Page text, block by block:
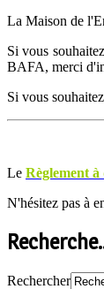
La Maison de
Si vous
BAFA, merci
Si vous
Le Règlement à
N'hésitez pas à
Rechercher